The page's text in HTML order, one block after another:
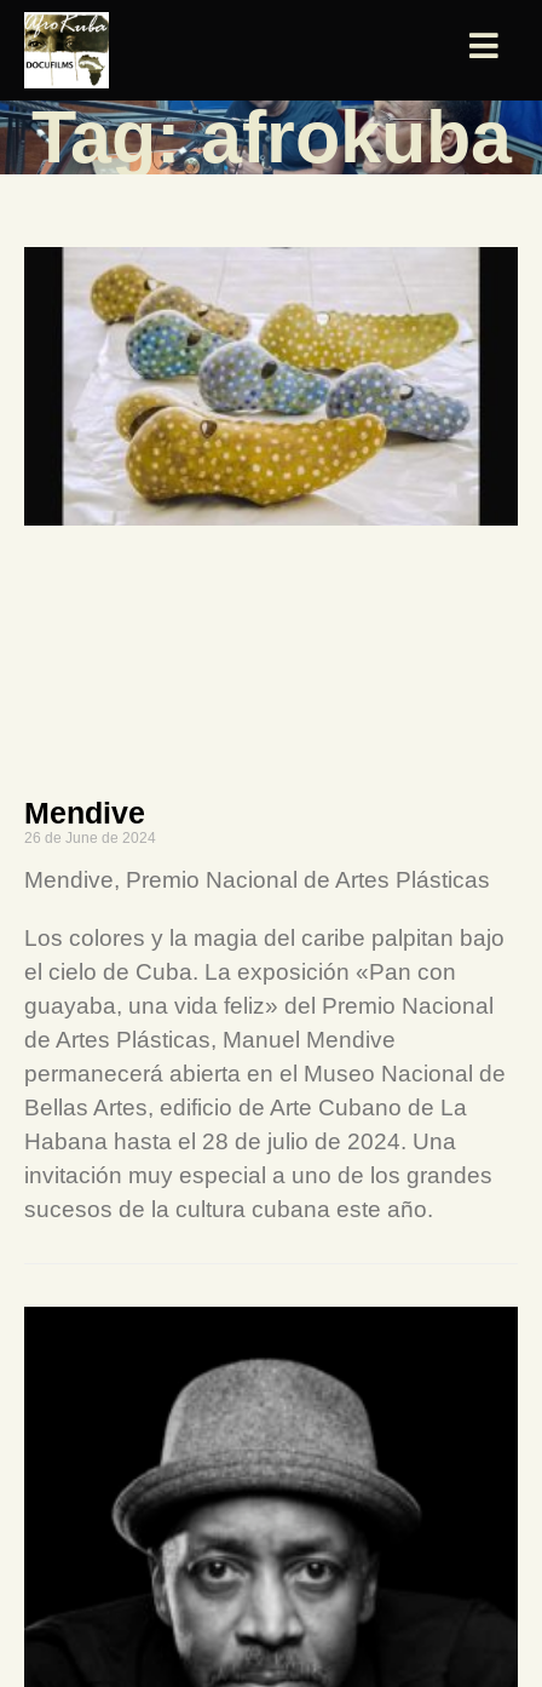
Tag: afrokuba
Mendive
26 de June de 2024
Mendive, Premio Nacional de Artes Plásticas
Los colores y la magia del caribe palpitan bajo
el cielo de Cuba. La exposición «Pan con
guayaba, una vida feliz» del Premio Nacional
de Artes Plásticas, Manuel Mendive
permanecerá abierta en el Museo Nacional de
Bellas Artes, edificio de Arte Cubano de La
Habana hasta el 28 de julio de 2024. Una
invitación muy especial a uno de los grandes
sucesos de la cultura cubana este año.